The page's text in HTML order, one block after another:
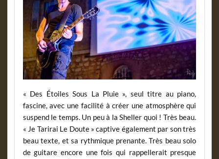
« Des Étoiles Sous La Pluie », seul titre au piano,
fascine, avec une facilité à créer une atmosphère qui
suspend le temps. Un peu à la Sheller quoi ! Très beau.
« Je Tarirai Le Doute » captive également par son très
beau texte, et sa rythmique prenante. Très beau solo
de guitare encore une fois qui rappellerait presque